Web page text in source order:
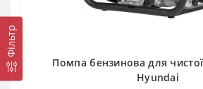
Фільтр
Помпа бензинова для
Hyundai